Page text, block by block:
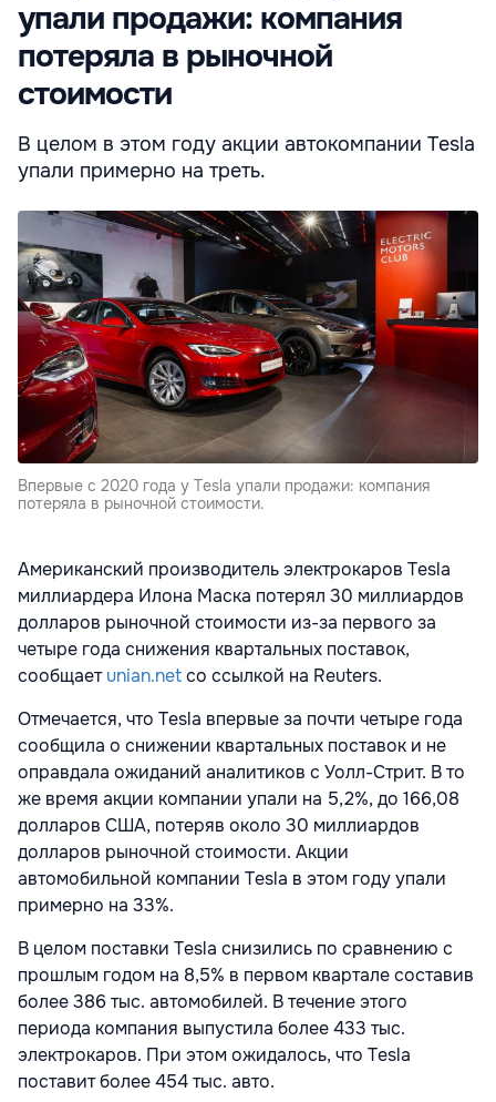
упали продажи: компания
потеряла в рыночной
стоимости
В целом в этом году акции автокомпании Tesla
упали примерно на треть.
Впервые с 2020 года у Tesla упали продажи: компания
потеряла в рыночной стоимости.
Американский производитель электрокаров Tesla
миллиардера Илона Маска потерял 30 миллиардов
долларов рыночной стоимости из-за первого за
четыре года снижения квартальных поставок,
сообщаетunian.netсо ссылкой на Reuters.
Отмечается, что Tesla впервые за почти четыре года
сообщила о снижении квартальных поставок и не
оправдала ожиданий аналитиков с Уолл-Стрит. В то
же время акции компании упали на 5,2%, до 166,08
долларов США, потеряв около 30 миллиардов
долларов рыночной стоимости. Акции
автомобильной компании Tesla в этом году упали
примерно на 33%.
В целом поставки Tesla снизились по сравнению с
прошлым годом на 8,5% в первом квартале составив
более 386 тыс. автомобилей. В течение этого
периода компания выпустила более 433 тыс.
электрокаров. При этом ожидалось, что Tesla
поставит более 454 тыс. авто.